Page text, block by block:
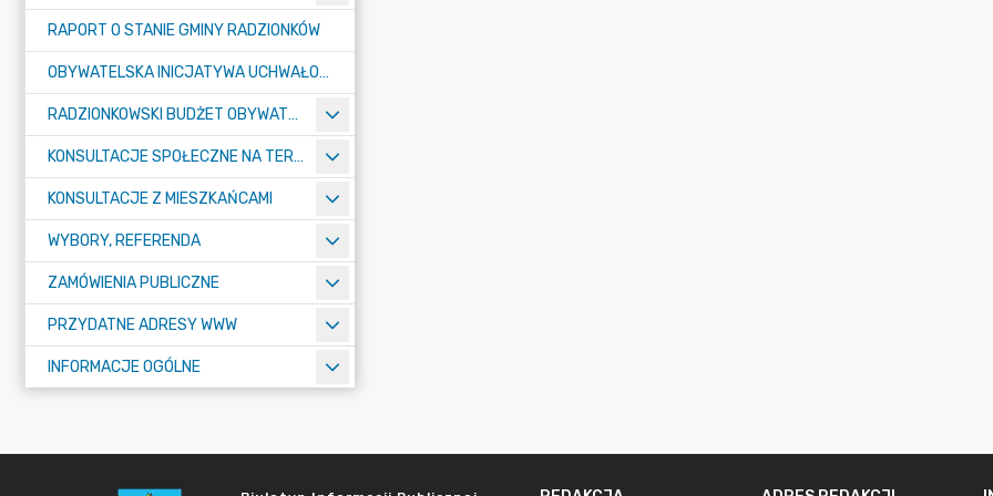
RAPORT O STANIE GMINY RADZIONKÓW
OBYWATELSKA INICJATYWA UCHWAŁODAWCZA
RADZIONKOWSKI BUDŻET OBYWATELSKI
KONSULTACJE SPOŁECZNE NA TERENIE MIASTA RADZIONKÓW
KONSULTACJE Z MIESZKAŃCAMI
WYBORY, REFERENDA
ZAMÓWIENIA PUBLICZNE
PRZYDATNE ADRESY WWW
INFORMACJE OGÓLNE